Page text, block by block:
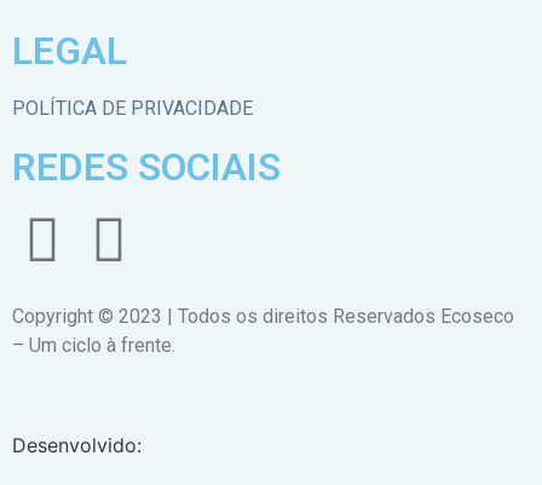
LEGAL
POLÍTICA DE PRIVACIDADE
REDES SOCIAIS
Copyright © 2023 | Todos os direitos Reservados Ecoseco
– Um ciclo à frente.
Desenvolvido: